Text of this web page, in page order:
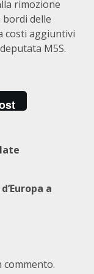
rimozione
delle
costi aggiuntivi
M5S.
a
commento.